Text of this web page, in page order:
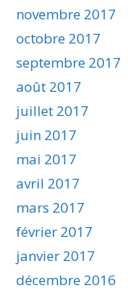
novembre 2017
octobre 2017
septembre 2017
août 2017
juillet 2017
juin 2017
mai 2017
avril 2017
mars 2017
février 2017
janvier 2017
décembre 2016